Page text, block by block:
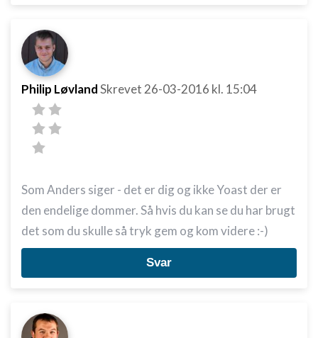
Philip LøvlandSkrevet 26-03-2016 kl. 15:04
Som Anders siger - det er dig og ikke Yoast der er
den endelige dommer. Så hvis du kan se du har brugt
det som du skulle så tryk gem og kom videre :-)
Svar